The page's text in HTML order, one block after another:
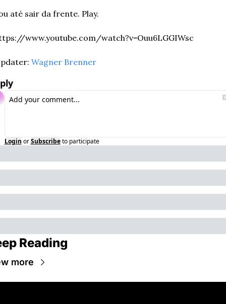
até sair da frente. Play.
www.youtube.com/watch?v=Ouu6LGGIWsc
Wagner Brenner
Login or Subscribe to participate
Reading
more